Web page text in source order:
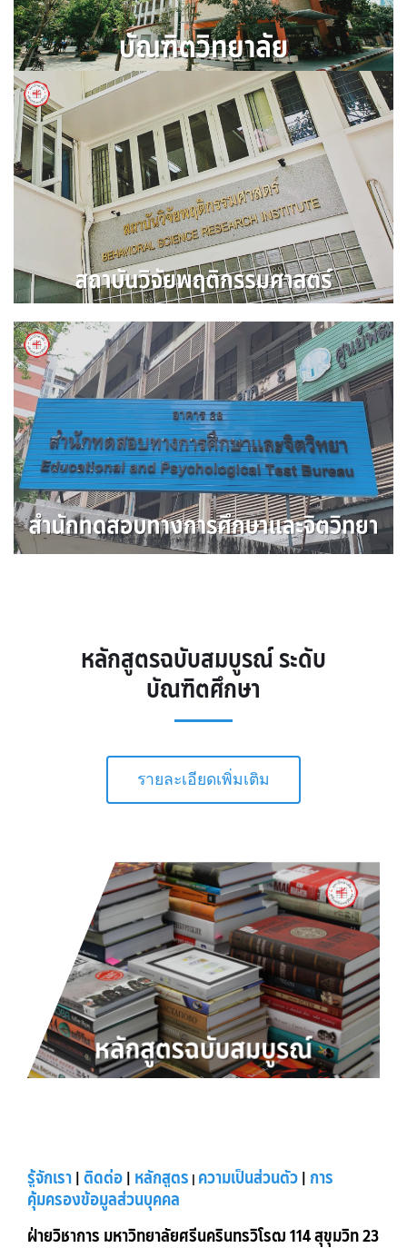
สถาบันวิจัยพฤติกรรมศาสตร์
สำนักทดสอบทางการศึกษาและจิตวิทยา
หลักสูตรฉบับสมบูรณ์ ระดับ
บัณฑิตศึกษา
รายละเอียดเพิ่มเติม
รู้จักเรา|ติดต่อ| หลักสูตร | ความเป็นส่วนตัว|การ
คุ้มครองข้อมูลส่วนบุคคล
ฝ่ายวิชาการ มหาวิทยาลัยศรีนครินทรวิโรฒ 114 สุขุมวิท 23